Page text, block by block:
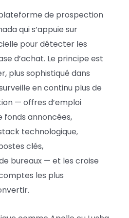
de prospection
qui s’appuie sur
pour détecter les
d’achat. Le principe est
plus sophistiqué dans
en continu plus de
— offres d’emploi
fonds annoncées,
technologique,
clés,
bureaux — et les croise
les plus